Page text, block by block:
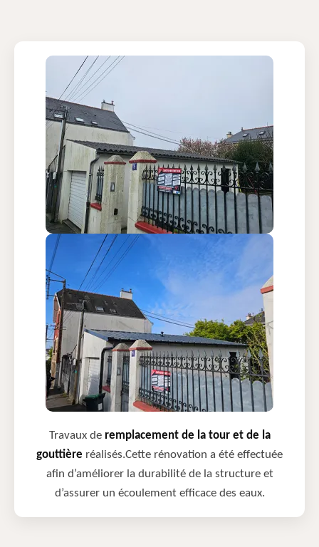
Travaux de remplacement de la tour et de la
gouttière réalisés.Cette rénovation a été effectuée
afin d’améliorer la durabilité de la structure et
d’assurer un écoulement efficace des eaux.